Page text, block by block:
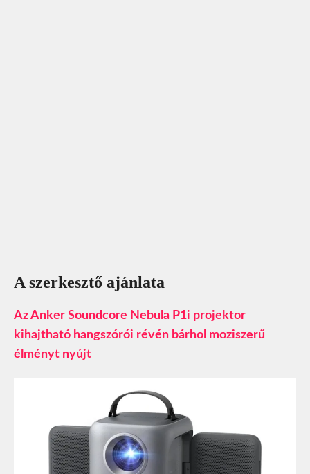
A szerkesztő ajánlata
Az Anker Soundcore Nebula P1i projektor
kihajtható hangszórói révén bárhol moziszerű
élményt nyújt